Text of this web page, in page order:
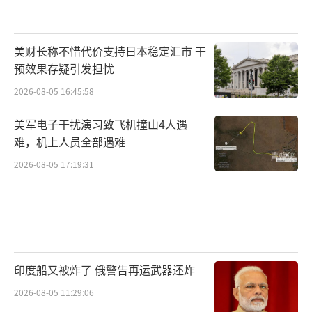
美财长称不惜代价支持日本稳定汇市 干
预效果存疑引发担忧
2026-08-05 16:45:58
美军电子干扰演习致飞机撞山4人遇
难，机上人员全部遇难
2026-08-05 17:19:31
印度船又被炸了 俄警告再运武器还炸
2026-08-05 11:29:06